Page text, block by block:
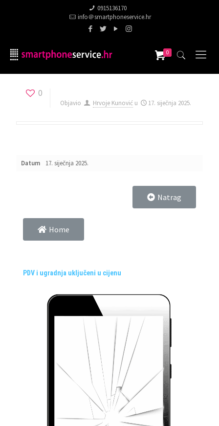
0915136170
info＠smartphoneservice.hr
0
0
Objavio Hrvoje Kunović u 17. siječnja 2025.
Datum 17. siječnja 2025.
Natrag
Home
PDV i ugradnja uključeni u cijenu